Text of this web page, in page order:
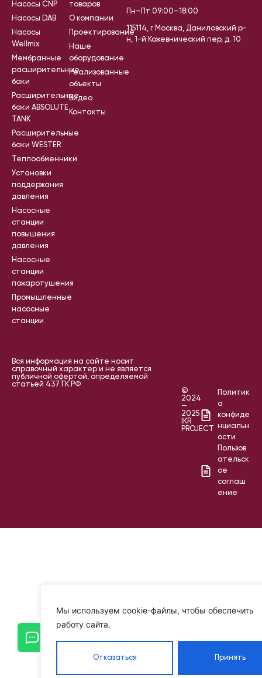
Мы используем cookie-файлы, чтобы обеспечить
работу сайта.
Отказаться Принять
Насосы CNP
Насосы DAB
Насосы
Wellmix
Мембранные
расширительные
баки
Расширительные
баки ABSOLUTE
TANK
Расширительные
баки WESTER
Теплообменники
Установки
поддержания
давления
Насосные
станции
повышения
давления
Насосные
станции
пожаротушения
Промышленные
насосные
станции
товаров
О компании
Проектирование
Наше
оборудование
Реализованные
объекты
Видео
Контакты
Пн–Пт 09:00–18:00
115114, г Москва, Даниловский р-
н, 1-й Кожевнический пер, д. 10
Вся информация на сайте носит
справочный характер и не является
публичной офертой, определяемой
статьей 437 ГК РФ
©
2024
—
2025
IKR
PROJECT
Политик
а
конфиде
нциальн
ости
Пользов
ательск
ое
соглаш
ение